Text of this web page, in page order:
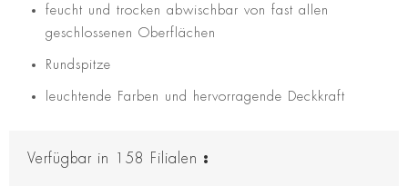
feucht und trocken abwischbar von fast allen
geschlossenen Oberflächen
Rundspitze
leuchtende Farben und hervorragende Deckkraft
Verfügbar in 158 Filialen :